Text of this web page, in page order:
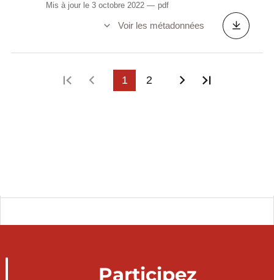
Mis à jour le 3 octobre 2022 pdf
Voir les métadonnées
Première page
Page précédente
1 2 Page suivante
Participez